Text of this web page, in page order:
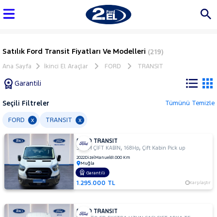
Satılık Ford Transit Fiyatları Ve Modelleri (219)
Ana Sayfa İkinci El Araçlar FORD TRANSIT
Garantili
Tüm
Araçlar
AUDI
BMC
BMW
BYD
Seçili Filtreler Tümünü Temizle
FORD x TRANSIT x
FORD TRANSIT
350 M ÇİFT KABİN ,168Hp,Çift Kabin Pick up
2022DizelManuel61.000 Km
Muğla
1.295.000 TL Karşılaştır
Garantili
FORD TRANSIT